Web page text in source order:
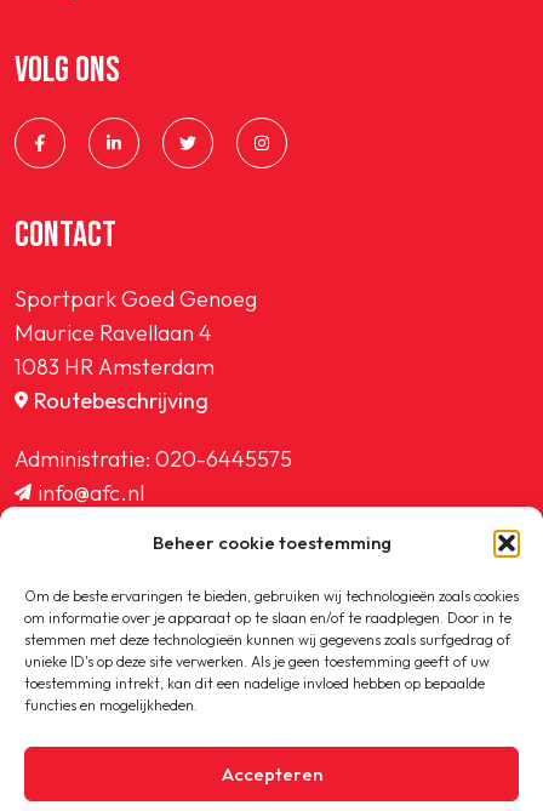
Beheer cookie toestemming
Om de beste ervaringen te bieden, gebruiken wij technologieën zoals cookies
om informatie over je apparaat op te slaan en/of te raadplegen. Door in te
stemmen met deze technologieën kunnen wij gegevens zoals surfgedrag of
unieke ID's op deze site verwerken. Als je geen toestemming geeft of uw
toestemming intrekt, kan dit een nadelige invloed hebben op bepaalde
functies en mogelijkheden.
Accepteren
VOLG ONS
CONTACT
Sportpark Goed Genoeg
Maurice Ravellaan 4
1083 HR Amsterdam
Routebeschrijving
Administratie: 020-6445575
info@afc.nl
ledenadministratie@afc.nl
Copyright © 2020-2026 AFC